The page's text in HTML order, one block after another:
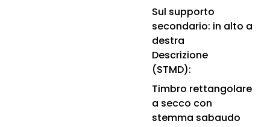
Sul supporto
secondario: in alto a
destra
Descrizione
(STMD):
Timbro rettangolare
a secco con
stemma sabaudo